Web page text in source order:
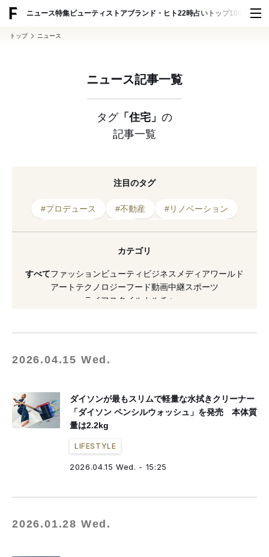
ニュース特集ビューティ ストアブランド・ヒト22時占い トップ100 スナッ
トップ ニュース
ニュース記事一覧
タグ「住宅」 の
記事一覧
注目のタグ
#プロデュース #不動産
#リノベーション
#収納
#ライフスタイル
#2021年発売
#2023年発売 #施設
#日本
カテゴリ
すべてファッションビューティ ビジネス メディアワールド
アート テクノロジーフード動画中継スポーツ
ライフスタイル
カルチャー
2026.04.15 Wed.
ダイソンが最もスリムで軽量な水拭きクリーナー
「ダイソン ペンシルウォッシュ」を発売 本体質
量は2.2kg
LIFESTYLE
2026.04.15 Wed. - 15:25
2026.01.28 Wed.